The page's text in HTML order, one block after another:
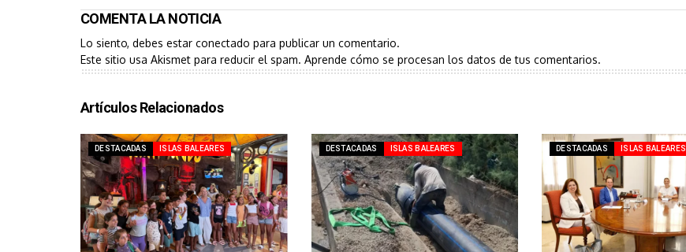
COMENTA LA NOTICIA
Lo siento, debes estar conectado para publicar un comentario.
Este sitio usa Akismet para reducir el spam. Aprende cómo se procesan los datos de tus comentarios.
Artículos Relacionados
DESTACADAS ISLAS BALEARES DESTACADAS ISLAS BALEARES DESTACADAS ISLAS BALEARES